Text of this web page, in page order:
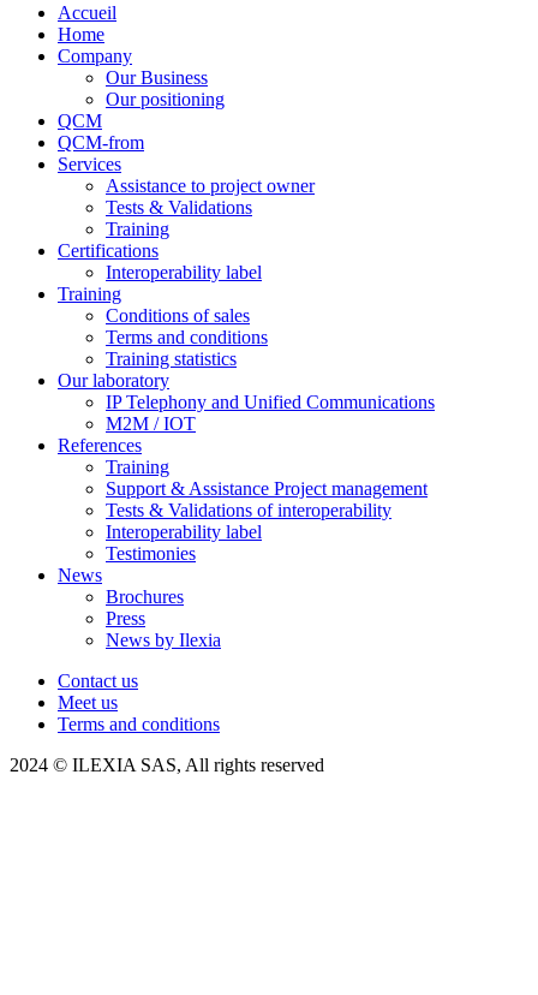
Accueil
Home
Company
Our Business
Our positioning
QCM
QCM-from
Services
Assistance to project owner
Tests & Validations
Training
Certifications
Interoperability label
Training
Conditions of sales
Terms and conditions
Training statistics
Our laboratory
IP Telephony and Unified Communications
M2M / IOT
References
Training
Support & Assistance Project management
Tests & Validations of interoperability
Interoperability label
Testimonies
News
Brochures
Press
News by Ilexia
Contact us
Meet us
Terms and conditions
2024 © ILEXIA SAS, All rights reserved